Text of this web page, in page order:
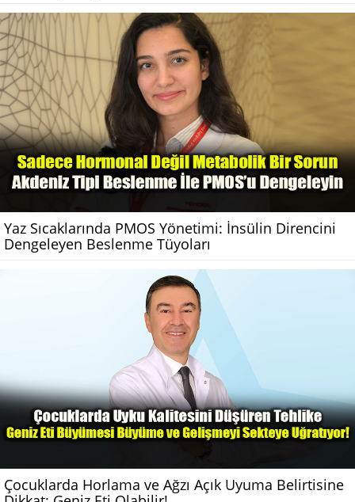
Yaz Sıcaklarında PMOS Yönetimi: İnsülin Direncini
Dengeleyen Beslenme Tüyoları
Çocuklarda Horlama ve Ağzı Açık Uyuma Belirtisine